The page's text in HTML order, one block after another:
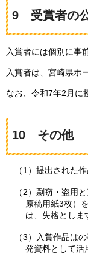
9 受賞者の
入賞者には個別に事
入賞者は、宮崎県ホ
なお、令和7年2月に
10 その他
（1）提出された
（2）剽窃・盗用
原稿用紙3枚）
は、失格としま
（3）入賞作品は
発資料として活